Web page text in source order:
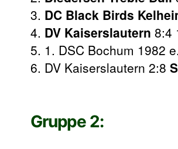
3. DC Black Birds
4. DV Kaiserslautern 8:4
5. 1. DSC Bochum 1982
6. DV Kaiserslautern 2:8
Gruppe 2: